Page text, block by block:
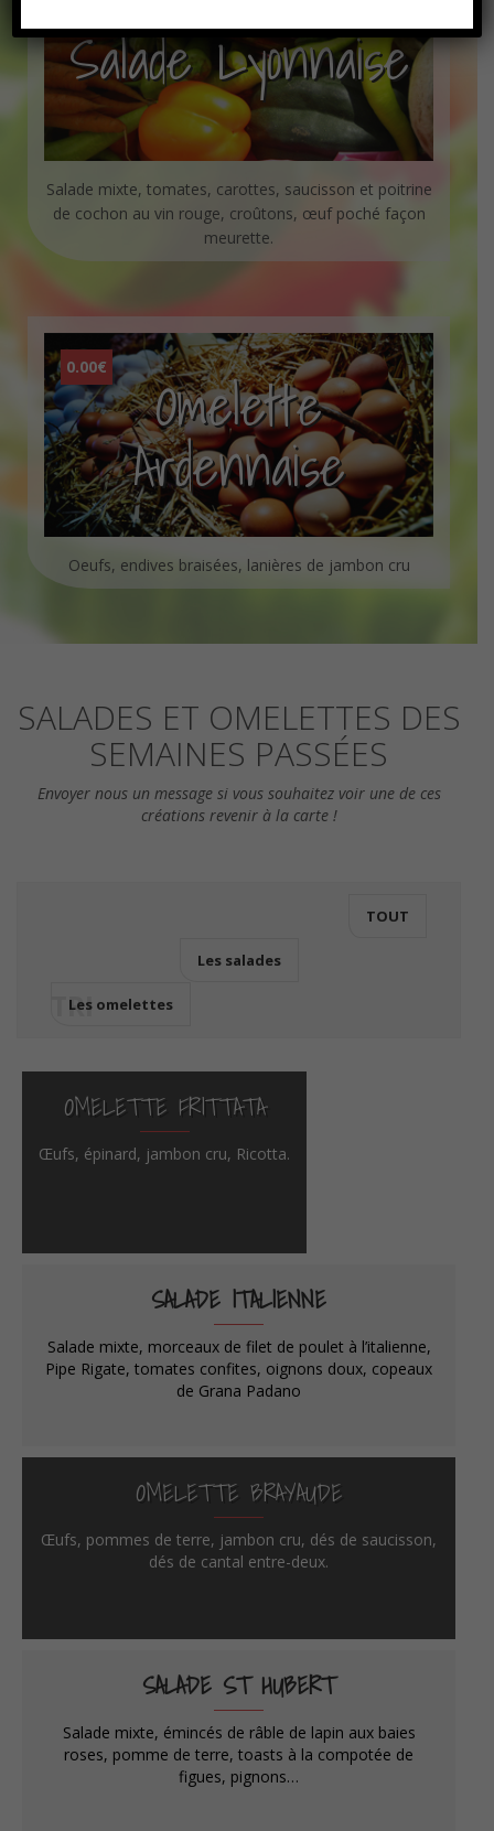
Salade Lyonnaise
Salade mixte, tomates, carottes, saucisson et poitrine
de cochon au vin rouge, croûtons, œuf poché façon
meurette.
Omelette
Ardennaise
0.00€
Oeufs, endives braisées, lanières de jambon cru
SALADES ET OMELETTES DES
SEMAINES PASSÉES
Envoyer nous un message si vous souhaitez voir une de ces
créations revenir à la carte !
TRI
TOUT
Les salades
Les omelettes
OMELETTE FRITTATA
Œufs, épinard, jambon cru, Ricotta.
SALADE ITALIENNE
Salade mixte, morceaux de filet de poulet à l’italienne,
Pipe Rigate, tomates confites, oignons doux, copeaux
de Grana Padano
OMELETTE BRAYAUDE
Œufs, pommes de terre, jambon cru, dés de saucisson,
dés de cantal entre-deux.
SALADE ST HUBERT
Salade mixte, émincés de râble de lapin aux baies
roses, pomme de terre, toasts à la compotée de
figues, pignons…